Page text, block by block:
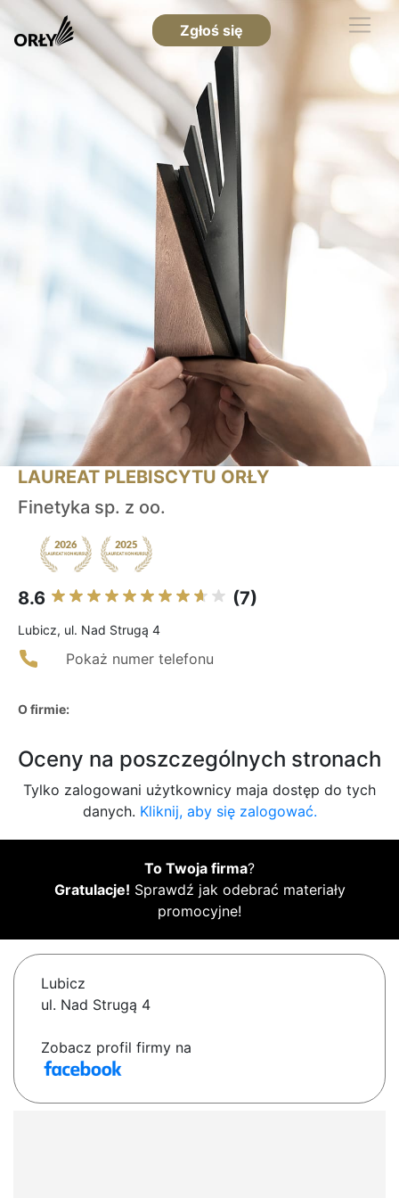
Zgłoś się
LAUREAT PLEBISCYTU ORŁY
Finetyka sp. z oo.
8.6 (7)
Lubicz, ul. Nad Strugą 4
Pokaż numer telefonu
O firmie:
Oceny na poszczególnych stronach
Tylko zalogowani użytkownicy maja dostęp do tych
danych. Kliknij, aby się zalogować.
To Twoja firma?
Gratulacje! Sprawdź jak odebrać materiały
promocyjne!
Lubicz
ul. Nad Strugą 4
Zobacz profil firmy na